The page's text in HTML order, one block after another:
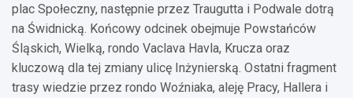
plac Społeczny, następnie przez Traugutta i Podwale dotrą
na Świdnicką. Końcowy odcinek obejmuje Powstańców
Śląskich, Wielką, rondo Vaclava Havla, Krucza oraz
kluczową dla tej zmiany ulicę Inżynierską. Ostatni fragment
trasy wiedzie przez rondo Woźniaka, aleję Pracy, Hallera i